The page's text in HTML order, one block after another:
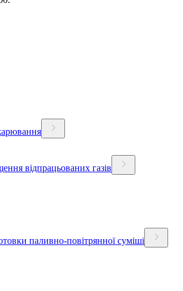
відпрацьованих газів
паливно-повітрянної суміші